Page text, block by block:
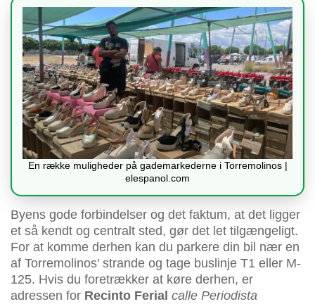
En række muligheder på gademarkederne i Torremolinos |
elespanol.com
Byens gode forbindelser og det faktum, at det ligger
et så kendt og centralt sted, gør det let tilgængeligt.
For at komme derhen kan du parkere din bil nær en
af ​​Torremolinos’ strande og tage buslinje T1 eller M-
125. Hvis du foretrækker at køre derhen, er
adressen for Recinto Ferial calle Periodista